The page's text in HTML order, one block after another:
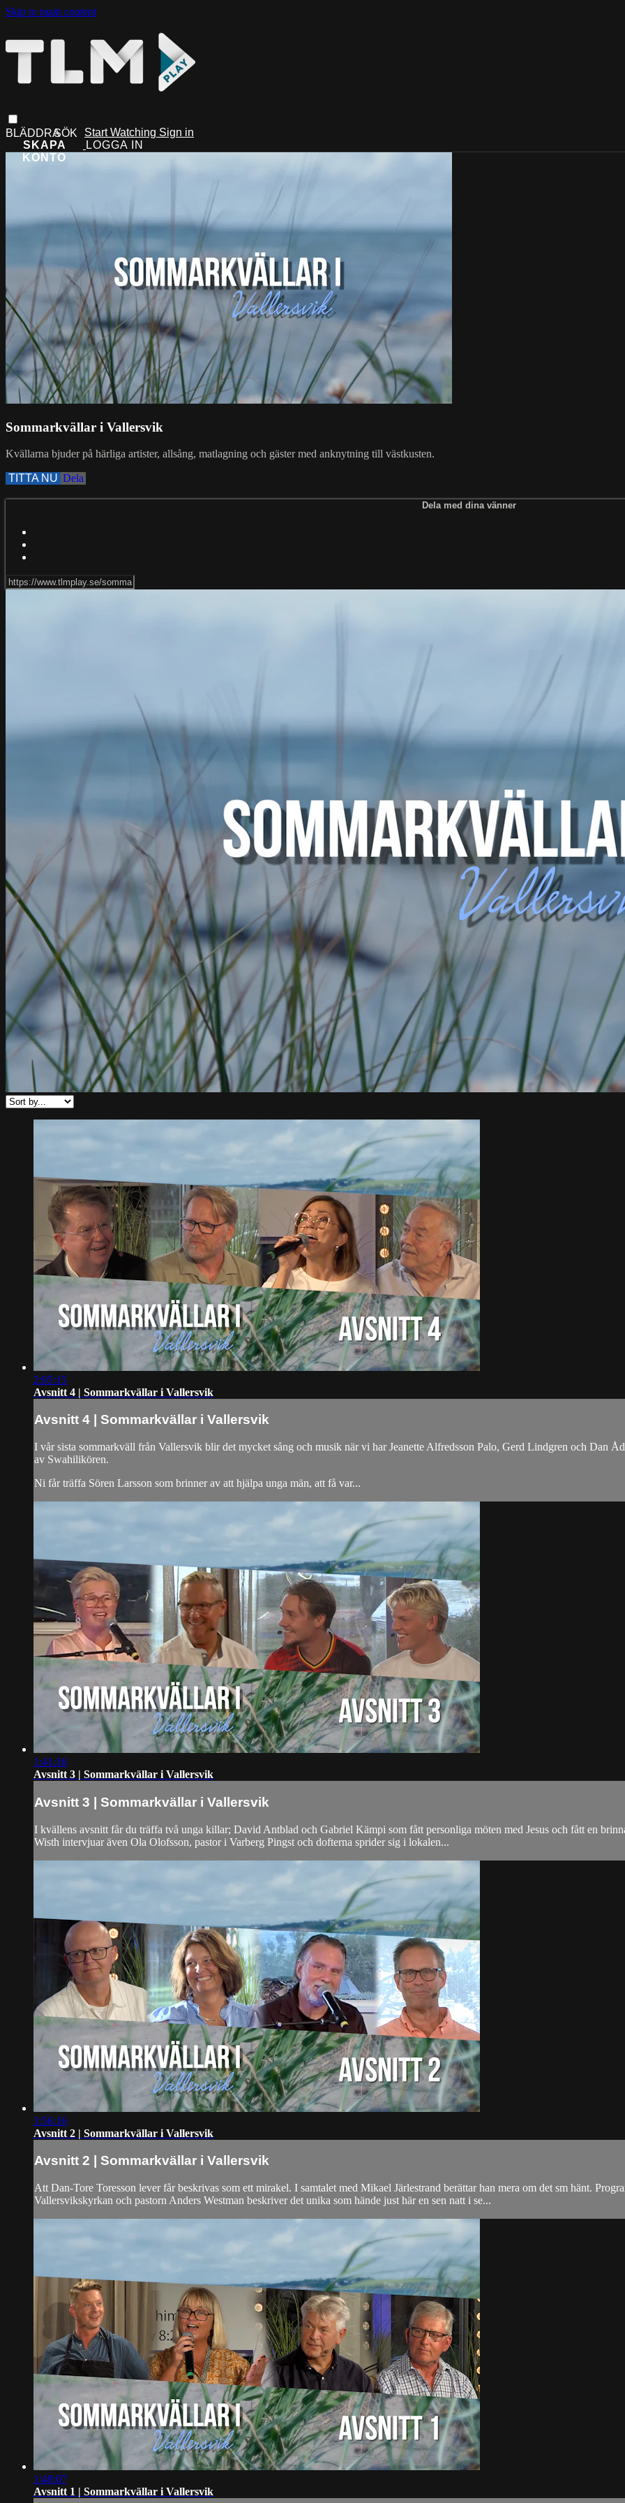
Skip to main content
Start Watching Sign in
Sommarkvällar i Vallersvik
Kvällarna bjuder på härliga artister, allsång, matlagning och gäster med anknytning till västkusten.
2:05:15
Avsnitt 4 | Sommarkvällar i Vallersvik
Avsnitt 4 | Sommarkvällar i Vallersvik
I vår sista sommarkväll från Vallersvik blir det mycket sång och musik när vi har Jeanette Alfredsson Palo, Gerd Lindgren och Dan
av Swahilikören.
Ni får träffa Sören Larsson som brinner av att hjälpa unga män, att få var...
1:41:16
Avsnitt 3 | Sommarkvällar i Vallersvik
Avsnitt 3 | Sommarkvällar i Vallersvik
I kvällens avsnitt får du träffa två unga killar; David Antblad och Gabriel Kämpi som fått personliga möten med Jesus och fått en
Wisth intervjuar även Ola Olofsson, pastor i Varberg Pingst och dofterna sprider sig i lokalen...
1:56:16
Avsnitt 2 | Sommarkvällar i Vallersvik
Avsnitt 2 | Sommarkvällar i Vallersvik
Att Dan-Tore Toresson lever får beskrivas som ett mirakel. I samtalet med Mikael Järlestrand berättar han mera om det sm hänt.
Vallersvikskyrkan och pastorn Anders Westman beskriver det unika som hände just här en sen natt i se...
1:48:07
Avsnitt 1 | Sommarkvällar i Vallersvik